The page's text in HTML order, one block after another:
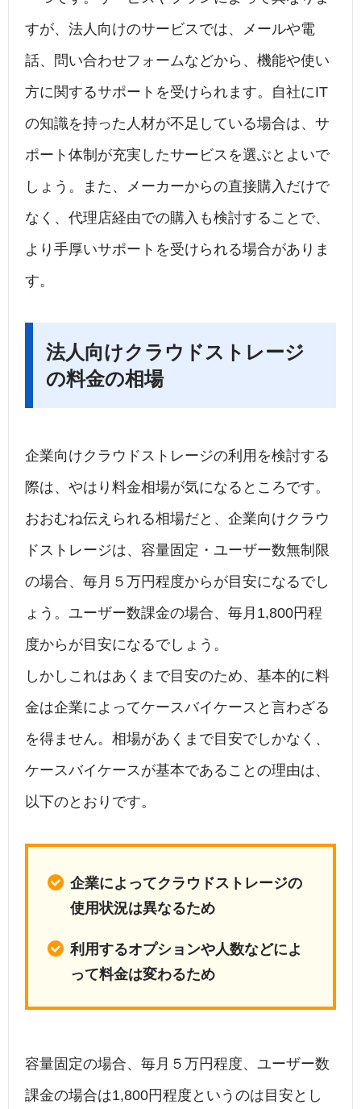
すが、法人向けのサービスでは、メールや電
話、問い合わせフォームなどから、機能や使い
方に関するサポートを受けられます。自社にIT
の知識を持った人材が不足している場合は、サ
ポート体制が充実したサービスを選ぶとよいで
しょう。また、メーカーからの直接購入だけで
なく、代理店経由での購入も検討することで、
より手厚いサポートを受けられる場合がありま
す。
法人向けクラウドストレージ
の料金の相場
企業向けクラウドストレージの利用を検討する
際は、やはり料金相場が気になるところです。
おおむね伝えられる相場だと、企業向けクラウ
ドストレージは、容量固定・ユーザー数無制限
の場合、毎月５万円程度からが目安になるでし
ょう。ユーザー数課金の場合、毎月1,800円程
度からが目安になるでしょう。
しかしこれはあくまで目安のため、基本的に料
金は企業によってケースバイケースと言わざる
を得ません。相場があくまで目安でしかなく、
ケースバイケースが基本であることの理由は、
以下のとおりです。
企業によってクラウドストレージの
使用状況は異なるため
利用するオプションや人数などによ
って料金は変わるため
容量固定の場合、毎月５万円程度、ユーザー数
課金の場合は1,800円程度というのは目安とし